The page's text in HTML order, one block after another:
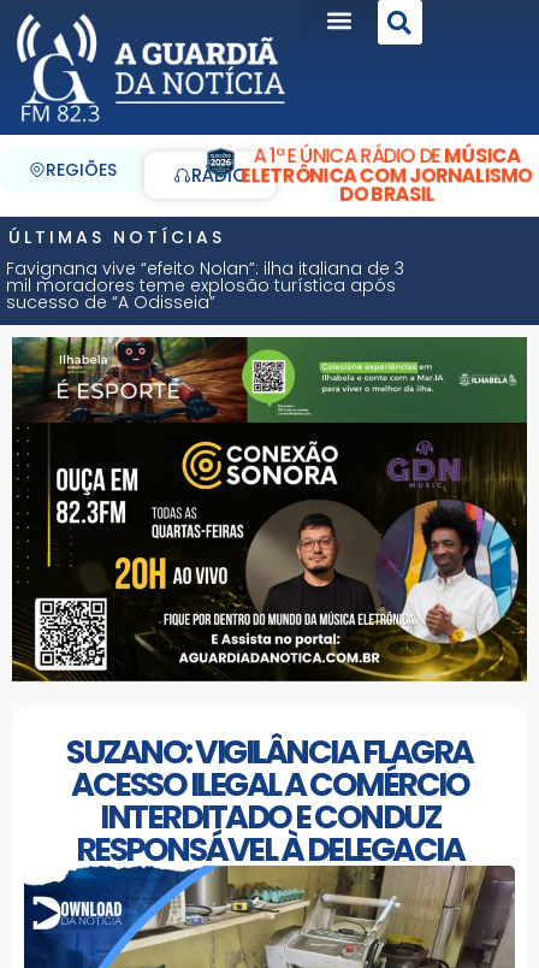
REGIÕES RÁDIO
A 1ª E ÚNICA RÁDIO DEMÚSICA
ELETRÔNICA COM JORNALISMO
DO BRASIL
ÚLTIMAS NOTÍCIAS
Favignana vive “efeito Nolan”: ilha italiana de 3
mil moradores teme explosão turística após
sucesso de “A Odisseia”
SUZANO: VIGILÂNCIA FLAGRA
ACESSO ILEGAL A COMÉRCIO
INTERDITADO E CONDUZ
RESPONSÁVEL À DELEGACIA